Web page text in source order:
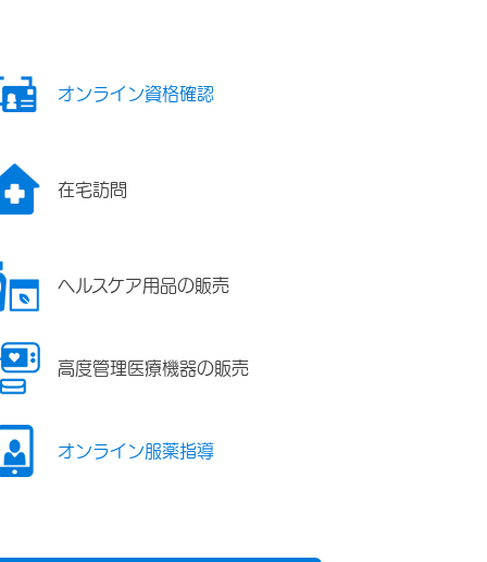
オンライン資格確認
在宅訪問
ヘルスケア用品の販売
高度管理医療機器の販売
オンライン服薬指導